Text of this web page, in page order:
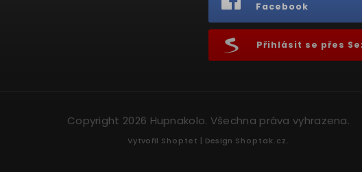
Facebook
Přihlásit se přes
Copyright 2026 Hupnakolo. Všechna práva vyhrazena.
Vytvořil Shoptet | Design Shoptak.cz.